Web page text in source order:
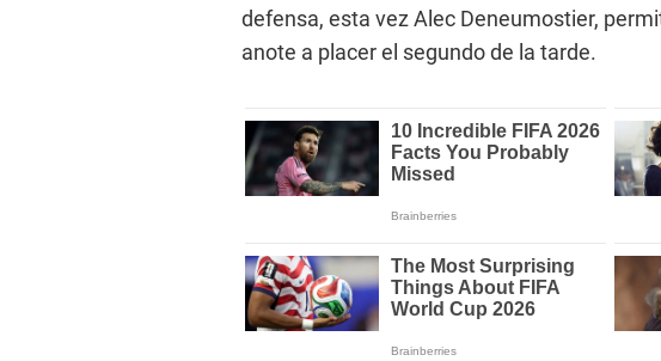
defensa, esta vez Alec Deneumostier,
anote a placer el segundo de la tarde.